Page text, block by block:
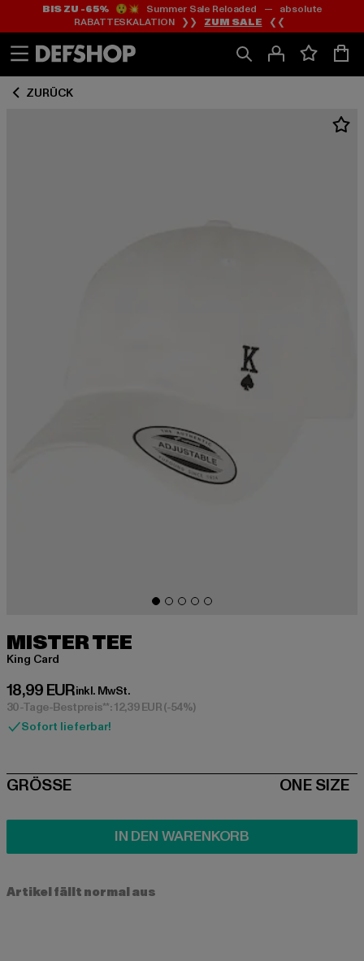
Zum
Inhalt
springen
Zum
Fußzeile
springen
BIS ZU -65%😲💥 Summer Sale Reloaded — absolute
RABATTESKALATION ❯❯ ZUM SALE ❮❮
ZURÜCK
MISTER TEE
King Card
18,99 EUR
Derzeitiger Preis: 18,99 EUR
inkl. MwSt.
30-Tage-Bestpreis**: 12,39 EUR(-54%)
Sofort lieferbar!
SIZE
GRÖSSE ONE SIZE
IN DEN WARENKORB
Artikel fällt normal aus